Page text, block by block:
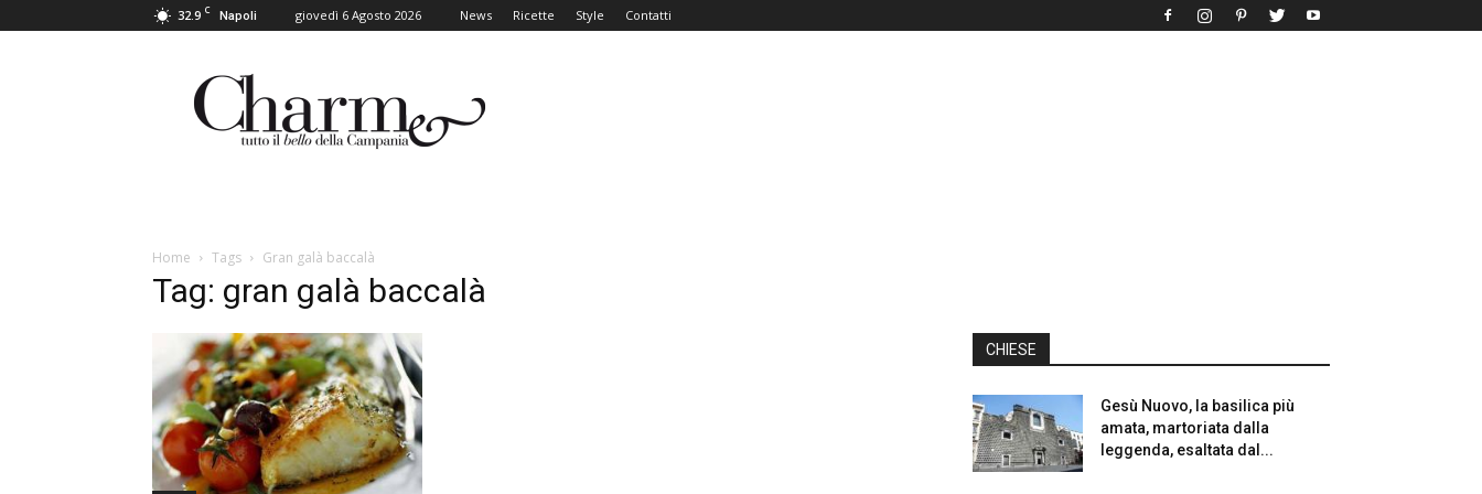
32.9 C Napoli giovedì 6 Agosto 2026 News Ricette Style Contatti
Charme
Home Tags Gran galà baccalà
Tag: gran galà baccalà
CHIESE
Gesù Nuovo, la basilica più
amata, martoriata dalla
leggenda, esaltata dal...